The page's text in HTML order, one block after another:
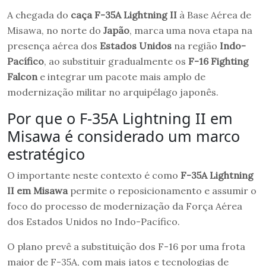
A chegada do caça F-35A Lightning II à Base Aérea de
Misawa, no norte do Japão, marca uma nova etapa na
presença aérea dos Estados Unidos na região Indo-
Pacífico, ao substituir gradualmente os F-16 Fighting
Falcon e integrar um pacote mais amplo de
modernização militar no arquipélago japonês.
Por que o F-35A Lightning II em
Misawa é considerado um marco
estratégico
O importante neste contexto é como F-35A Lightning
II em Misawa permite o reposicionamento e assumir o
foco do processo de modernização da Força Aérea
dos Estados Unidos no Indo-Pacífico.
O plano prevê a substituição dos F-16 por uma frota
maior de F-35A, com mais jatos e tecnologias de